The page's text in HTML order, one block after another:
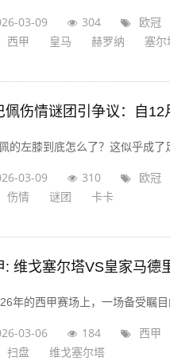
03-09 304 欧冠
西甲 皇马 赫罗纳 塞尔
佩伤情谜团引争议：自
的左膝到底怎么了？这似乎成了
03-09 310 欧冠
伤情 谜团 卡卡
: 维戈塞尔塔VS皇家马德
年的西甲赛场上，一场备受瞩
03-06 184 西甲
扫盘 维戈塞尔塔